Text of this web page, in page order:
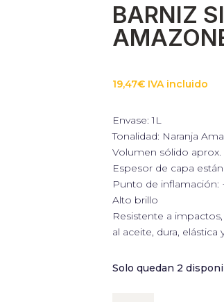
BARNIZ
19,47€ IVA incluido
Envase: 1L
Tonalidad: Naranja
Volumen sólido
Espesor de capa
Punto de inflamación:
Alto brillo
Resistente a
al aceite, dura, elástica
Solo quedan 2